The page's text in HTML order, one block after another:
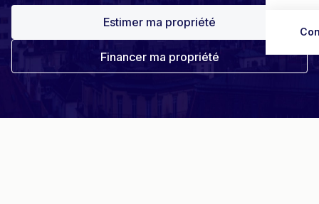
Estimer ma propriété
Financer ma propriété